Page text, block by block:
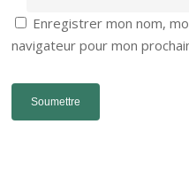
Enregistrer mon nom,
navigateur pour mon